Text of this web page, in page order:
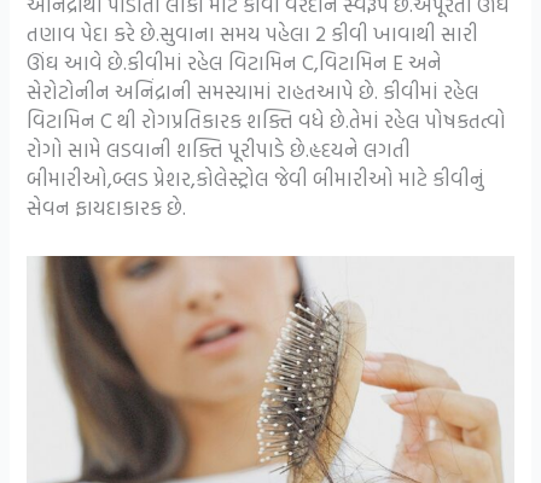
તણાવ પેદા કરે છે.સુવાના સમય પહેલા 2 કીવી ખાવાથી સારી
ઊંઘ આવે છે.કીવીમાં રહેલ વિટામિન C,વિટામિન E અને
સેરોટોનીન અનિંદ્રાની સમસ્યામાં રાહતઆપે છે. કીવીમાં રહેલ
વિટામિન C થી રોગપ્રતિકારક શક્તિ વધે છે.તેમાં રહેલ પોષકતત્વો
રોગો સામે લડવાની શક્તિ પૂરીપાડે છે.હૃદયને લગતી
બીમારીઓ,બ્લડ પ્રેશર,કોલેસ્ટ્રોલ જેવી બીમારીઓ માટે કીવીનું
સેવન ફાયદાકારક છે.